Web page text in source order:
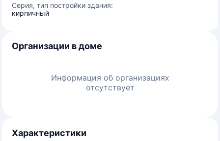
Серия, тип постройки здания:
кирпичный
Организации в доме
Информация об организациях
отсутствует
Характеристики